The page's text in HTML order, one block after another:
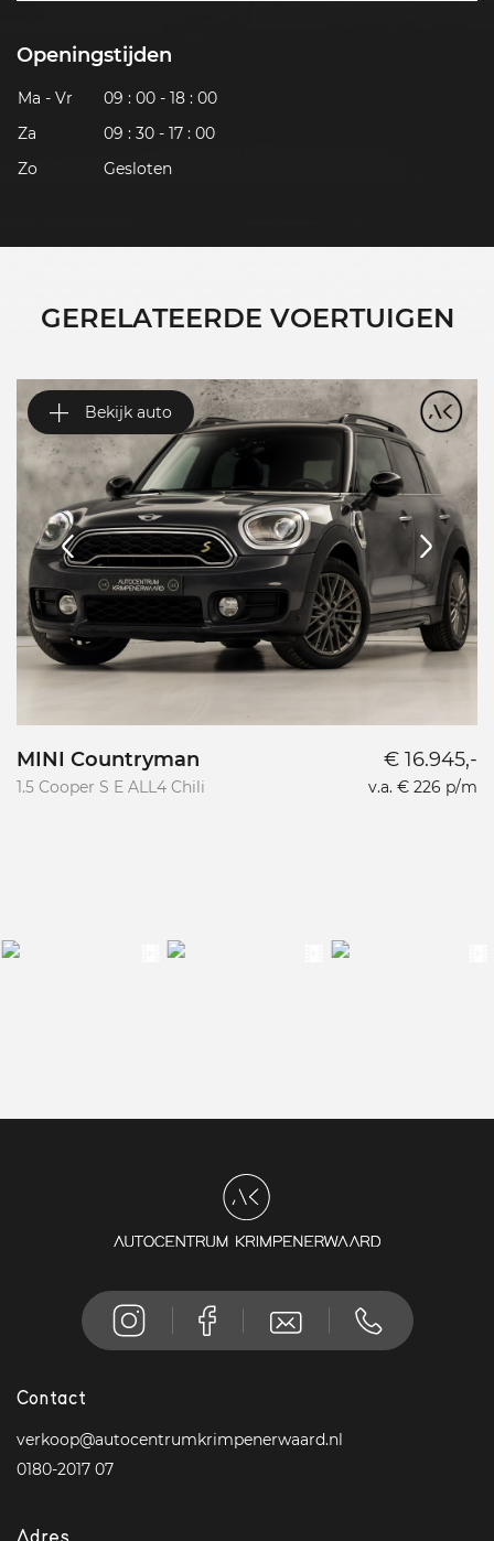
Openingstijden
Ma - Vr
09 : 00 - 18 : 00
Za
09 : 30 - 17 : 00
Zo
Gesloten
GERELATEERDE VOERTUIGEN
Bekijk auto
MINI Countryman
1.5 Cooper S E ALL4 Chili
€ 16.945,-
v.a. € 226 p/m
Contact
verkoop@autocentrumkrimpenerwaard.nl
0180-2017 07